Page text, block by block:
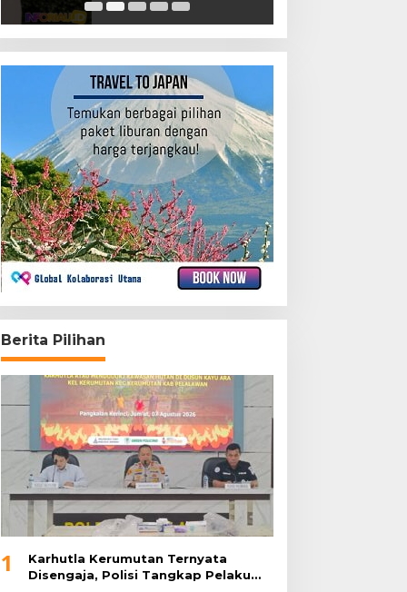
Berita Pilihan
1
Karhutla Kerumutan Ternyata
Disengaja, Polisi Tangkap Pelaku